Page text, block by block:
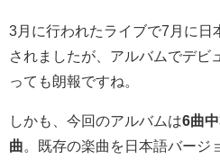
3月に行われたライブで7月に日
されましたが、アルバムでデビ
っても朗報ですね。
しかも、今回のアルバムは6曲
曲 。既存の楽曲を日本語バー